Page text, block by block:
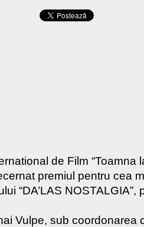
de Film “Toamna
premiul pentru cea
“DA’LAS NOSTALGIA”,
Vulpe, sub coordonarea